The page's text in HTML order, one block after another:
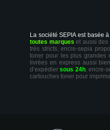
La société SEPIA est basée
toutes marques et aussi
très stricts, encre-sepia
toner pour les plus grandes
livrées en express aussi
d’expédiersous 24h. encre-
cartouches toner pour